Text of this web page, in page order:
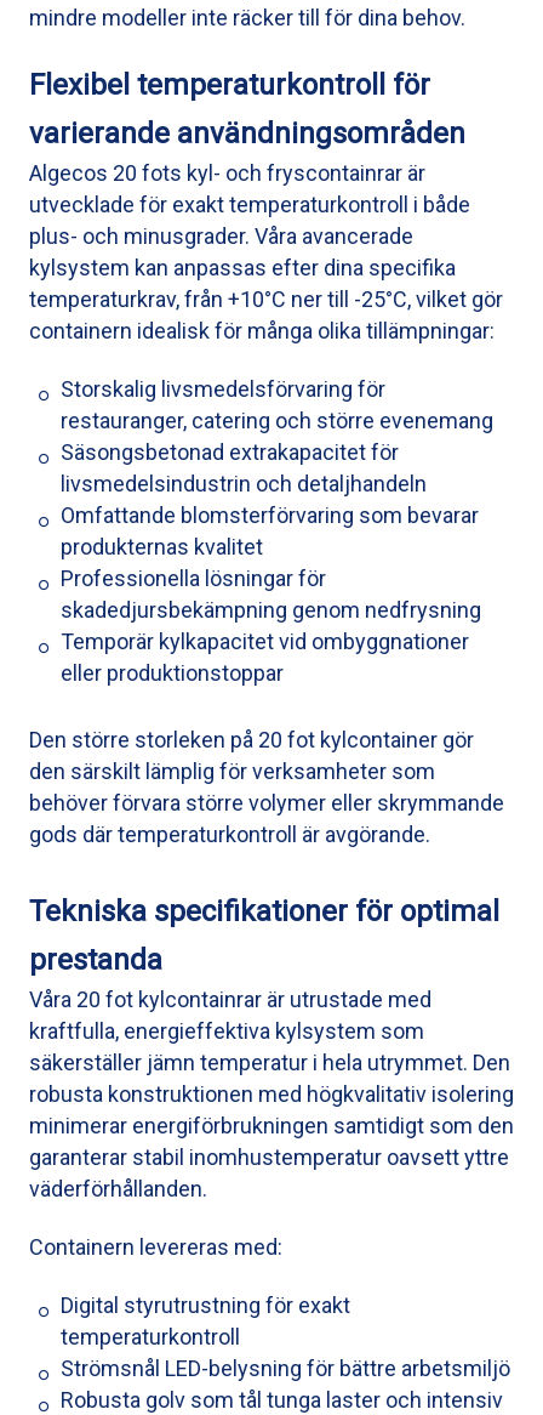
mindre modeller inte räcker till för dina behov.
Flexibel temperaturkontroll för
varierande användningsområden
Algecos 20 fots kyl- och fryscontainrar är
utvecklade för exakt temperaturkontroll i både
plus- och minusgrader. Våra avancerade
kylsystem kan anpassas efter dina specifika
temperaturkrav, från +10°C ner till -25°C, vilket gör
containern idealisk för många olika tillämpningar:
Storskalig livsmedelsförvaring för
restauranger, catering och större evenemang
Säsongsbetonad extrakapacitet för
livsmedelsindustrin och detaljhandeln
Omfattande blomsterförvaring som bevarar
produkternas kvalitet
Professionella lösningar för
skadedjursbekämpning genom nedfrysning
Temporär kylkapacitet vid ombyggnationer
eller produktionstoppar
Den större storleken på 20 fot kylcontainer gör
den särskilt lämplig för verksamheter som
behöver förvara större volymer eller skrymmande
gods där temperaturkontroll är avgörande.
Tekniska specifikationer för optimal
prestanda
Våra 20 fot kylcontainrar är utrustade med
kraftfulla, energieffektiva kylsystem som
säkerställer jämn temperatur i hela utrymmet. Den
robusta konstruktionen med högkvalitativ isolering
minimerar energiförbrukningen samtidigt som den
garanterar stabil inomhustemperatur oavsett yttre
väderförhållanden.
Containern levereras med:
Digital styrutrustning för exakt
temperaturkontroll
Strömsnål LED-belysning för bättre arbetsmiljö
Robusta golv som tål tunga laster och intensiv